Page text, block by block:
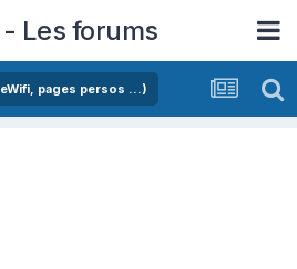
Les forums
pages persos ...)